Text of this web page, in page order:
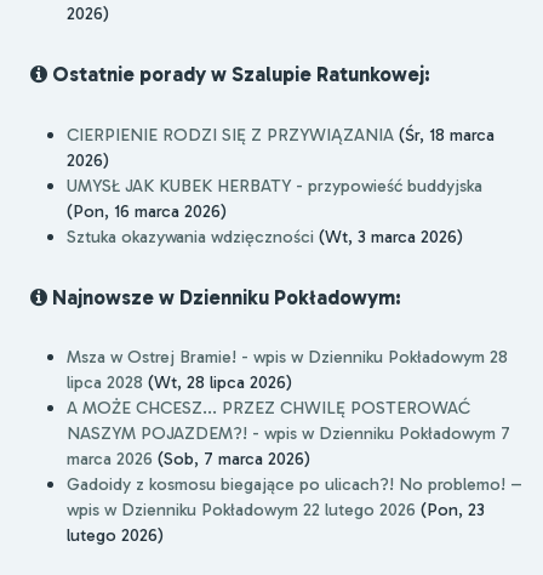
2026)
Ostatnie porady w Szalupie Ratunkowej:
CIERPIENIE RODZI SIĘ Z PRZYWIĄZANIA (Śr, 18 marca
2026)
UMYSŁ JAK KUBEK HERBATY - przypowieść buddyjska
(Pon, 16 marca 2026)
Sztuka okazywania wdzięczności (Wt, 3 marca 2026)
Najnowsze w Dzienniku Pokładowym:
Msza w Ostrej Bramie! - wpis w Dzienniku Pokładowym 28
lipca 2028 (Wt, 28 lipca 2026)
A MOŻE CHCESZ... PRZEZ CHWILĘ POSTEROWAĆ
NASZYM POJAZDEM?! - wpis w Dzienniku Pokładowym 7
marca 2026 (Sob, 7 marca 2026)
Gadoidy z kosmosu biegające po ulicach?! No problemo! –
wpis w Dzienniku Pokładowym 22 lutego 2026 (Pon, 23
lutego 2026)